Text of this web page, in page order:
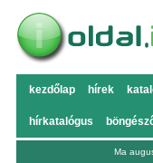
kezdőlap hírek
hírkatalógus
Ma